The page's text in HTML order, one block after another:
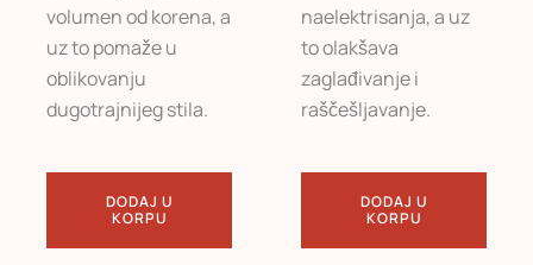
volumen od korena, a
uz to pomaže u
oblikovanju
dugotrajnijeg stila.
DODAJ U
KORPU
naelektrisanja, a uz
to olakšava
zaglađivanje i
raščešljavanje.
DODAJ U
KORPU